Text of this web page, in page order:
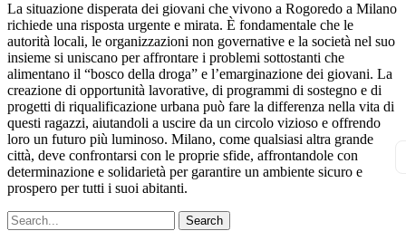
La situazione disperata dei giovani che vivono a Rogoredo a Milano
richiede una risposta urgente e mirata. È fondamentale che le
autorità locali, le organizzazioni non governative e la società nel suo
insieme si uniscano per affrontare i problemi sottostanti che
alimentano il “bosco della droga” e l’emarginazione dei giovani. La
creazione di opportunità lavorative, di programmi di sostegno e di
progetti di riqualificazione urbana può fare la differenza nella vita di
questi ragazzi, aiutandoli a uscire da un circolo vizioso e offrendo
loro un futuro più luminoso. Milano, come qualsiasi altra grande
città, deve confrontarsi con le proprie sfide, affrontandole con
determinazione e solidarietà per garantire un ambiente sicuro e
prospero per tutti i suoi abitanti.
Search